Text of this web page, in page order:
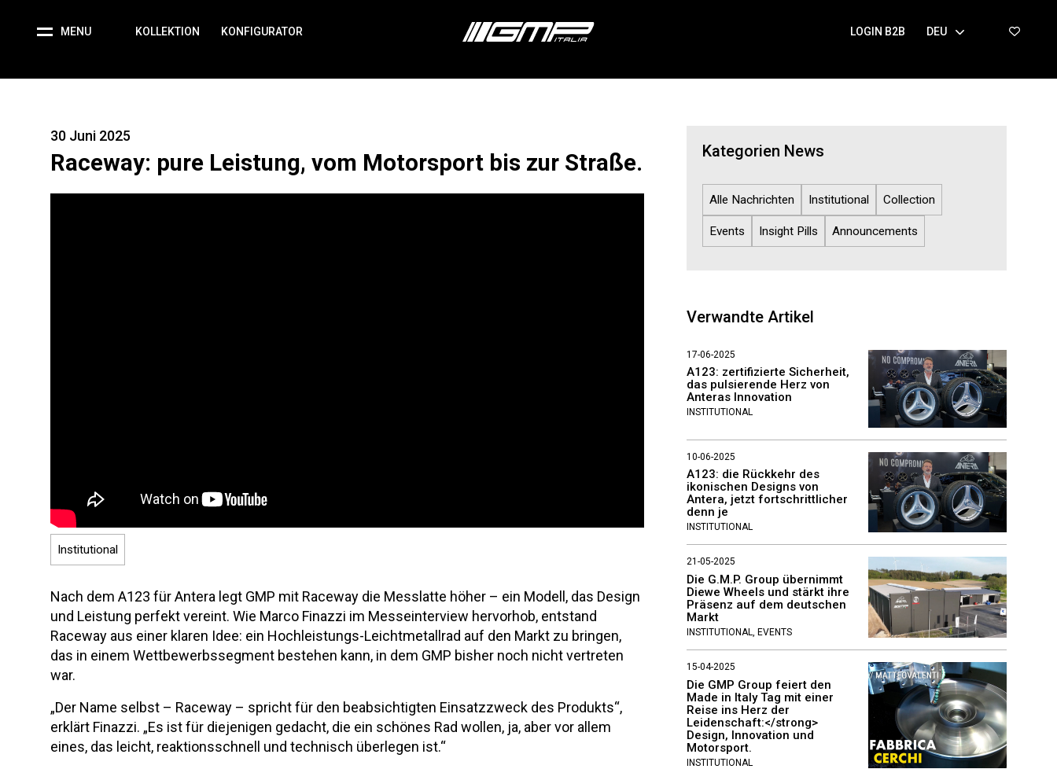
MENU KOLLEKTION KONFIGURATOR LOGIN B2B DEU
Kategorien News
Alle Nachrichten Institutional Collection
Events Insight Pills Announcements
30 Juni 2025
Raceway: pure Leistung, vom Motorsport bis zur Straße.
Institutional
Nach dem A123 für Antera legt GMP mit Raceway die Messlatte höher – ein Modell, das Design
und Leistung perfekt vereint. Wie Marco Finazzi im Messeinterview hervorhob, entstand
Raceway aus einer klaren Idee: ein Hochleistungs-Leichtmetallrad auf den Markt zu bringen,
das in einem Wettbewerbssegment bestehen kann, in dem GMP bisher noch nicht vertreten
war.
„Der Name selbst – Raceway – spricht für den beabsichtigten Einsatzzweck des Produkts“,
erklärt Finazzi. „Es ist für diejenigen gedacht, die ein schönes Rad wollen, ja, aber vor allem
eines, das leicht, reaktionsschnell und technisch überlegen ist.“
Verwandte Artikel
17-06-2025
A123: zertifizierte Sicherheit,
das pulsierende Herz von
Anteras Innovation
INSTITUTIONAL
10-06-2025
A123: die Rückkehr des
ikonischen Designs von
Antera, jetzt fortschrittlicher
denn je
INSTITUTIONAL
21-05-2025
Die G.M.P. Group übernimmt
Diewe Wheels und stärkt ihre
Präsenz auf dem deutschen
Markt
INSTITUTIONAL, EVENTS
15-04-2025
Die GMP Group feiert den
Made in Italy Tag mit einer
Reise ins Herz der
Leidenschaft:</strong>
Design, Innovation und
Motorsport.
INSTITUTIONAL